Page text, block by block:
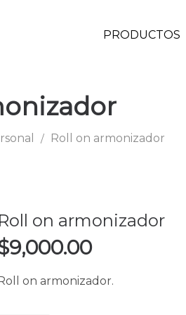
PRODUCTOS
/ Roll on armonizador
Roll on armonizador
9,000.00
on armonizador.